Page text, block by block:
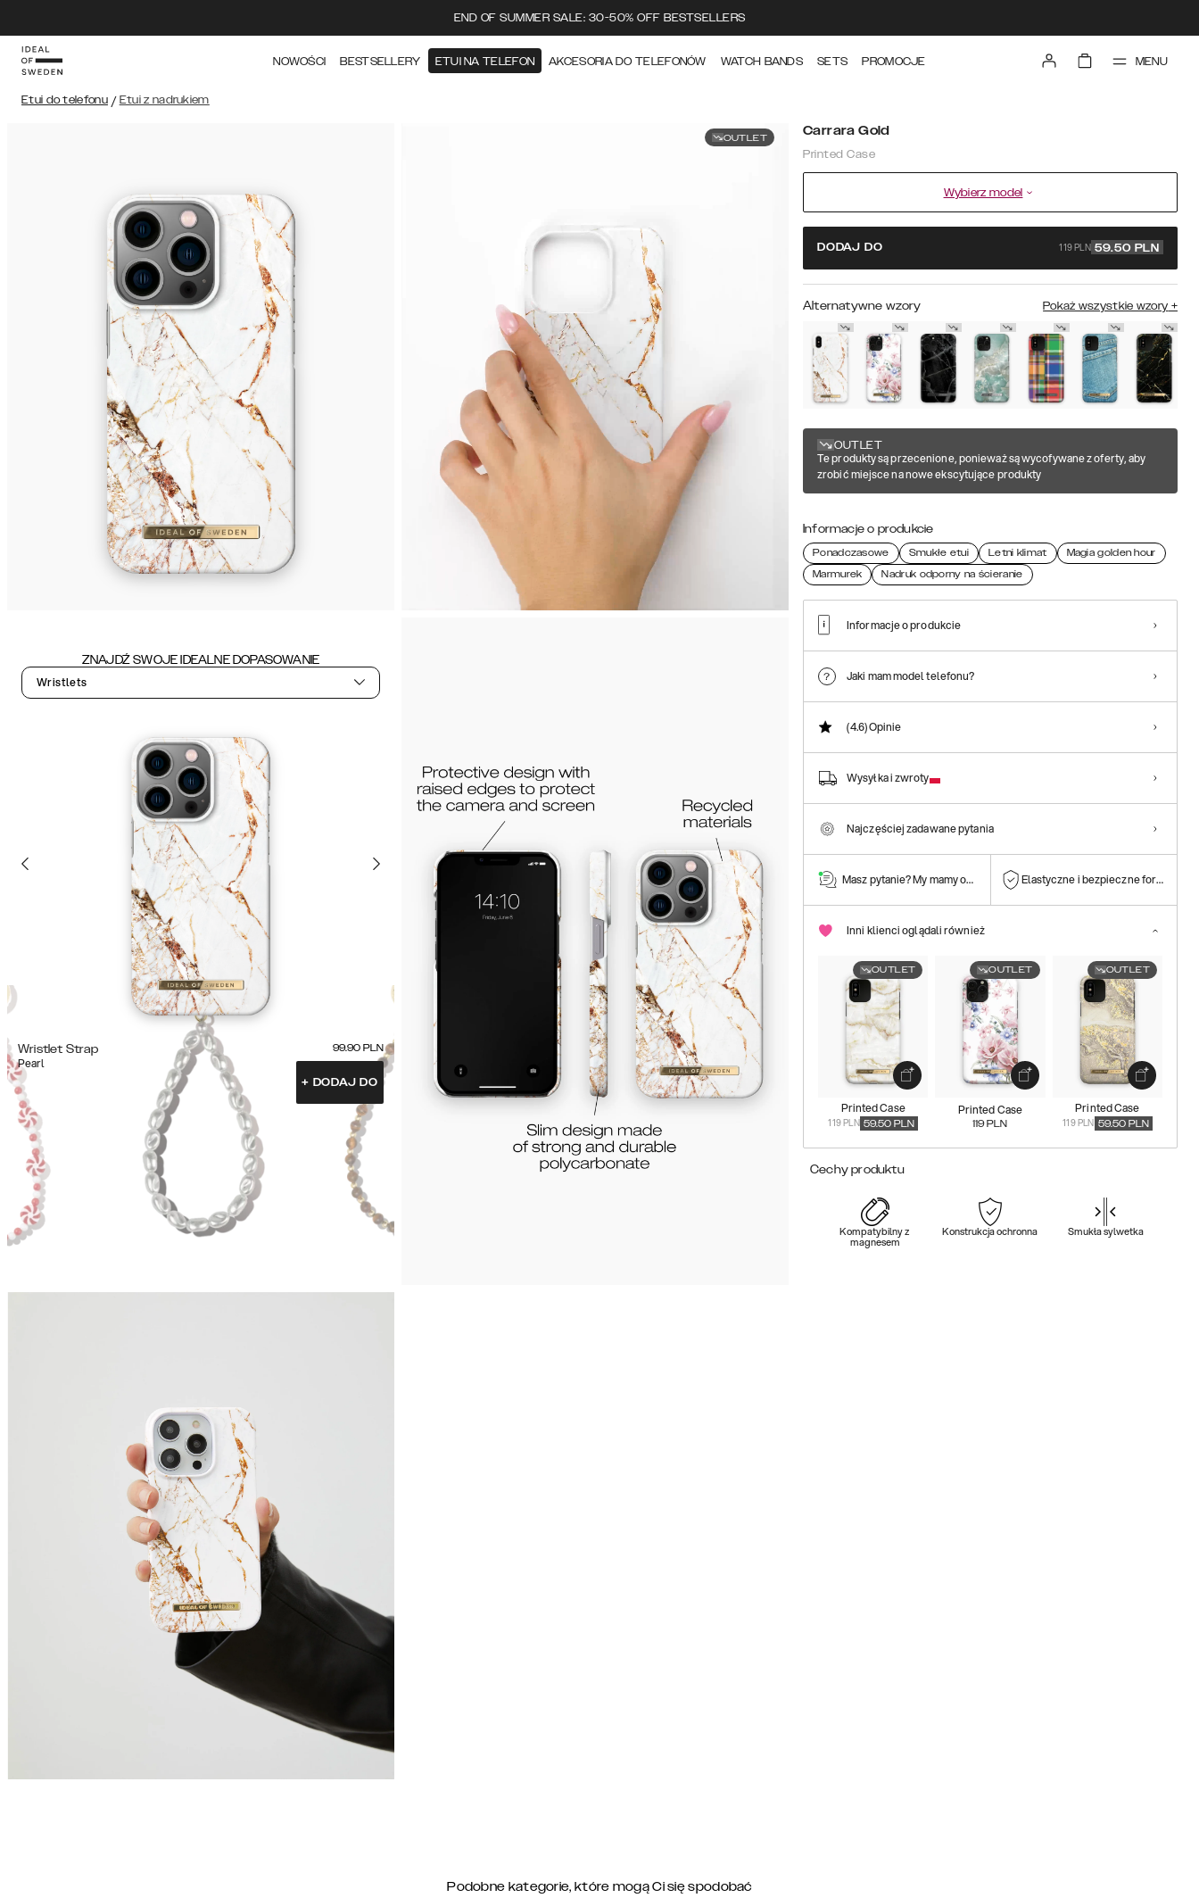
END OF SUMMER SALE: 30-50% OFF BESTSELLERS
NOWOŚCI BESTSELLERY ETUI NA TELEFON AKCESORIA DO TELEFONÓW WATCH BANDS SETS PROMOCJE MENU
Etui do telefonu / Etui z nadrukiem
OUTLET
ZNAJDŹ SWOJE IDEALNE DOPASOWANIE
Wristlets
Wristlet Strap
Pearl
99.90 PLN
+ DODAJ DO
Carrara Gold
Printed Case
Wybierz model
DODAJ DO 119 PLN 59.50 PLN
Alternatywne wzory Pokaż wszystkie wzory +
OUTLET
Te produkty są przecenione, ponieważ są wycofywane z oferty, aby
zrobić miejsce na nowe ekscytujące produkty
Informacje o produkcie
Ponadczasowe Smukłe etui Letni klimat
Magia golden hour
Marmurek
Nadruk odporny na ścieranie
Informacje o produkcie
Jaki mam model telefonu?
(4.6)Opinie
Wysyłka i zwroty
Najczęściej zadawane pytania
Masz pytanie? My mamy odpowiedź! Elastyczne i bezpieczne formy
Inni klienci oglądali również
OUTLET
Printed Case
119 PLN 59.50 PLN
OUTLET
Printed Case
119 PLN
OUTLET
Printed Case
119 PLN 59.50 PLN
Cechy produktu
Kompatybilny z
magnesem
Konstrukcja ochronna Smukła sylwetka
Podobne kategorie, które mogą Ci się spodobać